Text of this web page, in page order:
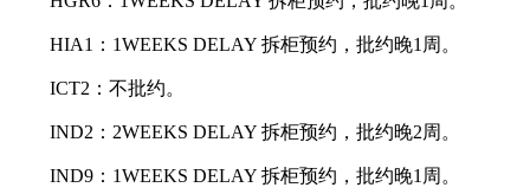
HIA1：1WEEKS DELAY 拆柜预约，批约晚1周。
ICT2：不批约。
IND2：2WEEKS DELAY 拆柜预约，批约晚2周。
IND9：1WEEKS DELAY 拆柜预约，批约晚1周。